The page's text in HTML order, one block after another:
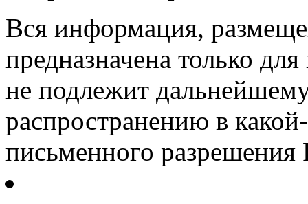
Вся информация,
предназначена только
не подлежит
распространению в
письменного разрешения